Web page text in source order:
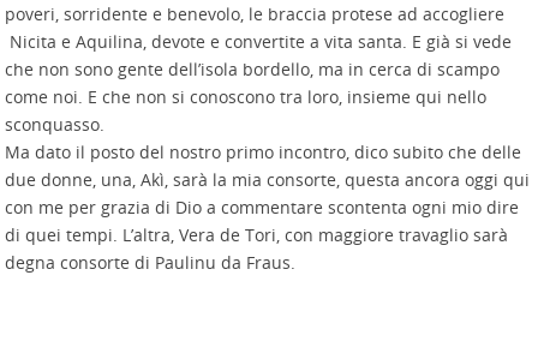
poveri, sorridente e benevolo, le braccia protese ad accogliere
Nicita e Aquilina, devote e convertite a vita santa. E già si vede
che non sono gente dell’isola bordello, ma in cerca di scampo
come noi. E che non si conoscono tra loro, insieme qui nello
sconquasso.
Ma dato il posto del nostro primo incontro, dico subito che delle
due donne, una, Akì, sarà la mia consorte, questa ancora oggi qui
con me per grazia di Dio a commentare scontenta ogni mio dire
di quei tempi. L’altra, Vera de Tori, con maggiore travaglio sarà
degna consorte di Paulinu da Fraus.